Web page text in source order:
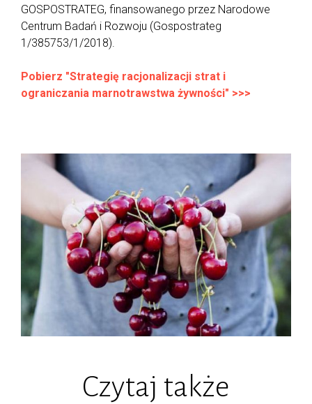
GOSPOSTRATEG, finansowanego przez Narodowe
Centrum Badań i Rozwoju (Gospostrateg
1/385753/1/2018).
Pobierz "Strategię racjonalizacji strat i
ograniczania marnotrawstwa żywności" >>>
Czytaj także